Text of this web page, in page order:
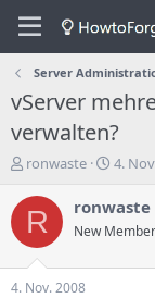
Server
vServer
verwalten?
E
s
e
l
ronwaste
E
s
e
4.
R ronwaste
New Member
4. Nov. 2008